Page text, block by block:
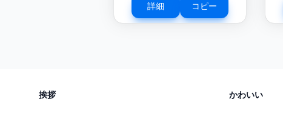
詳細 コピー
挨拶 かわいい